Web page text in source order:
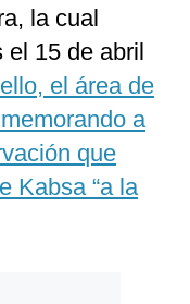
la cual
el 15 de abril
el área de
a
que
Kabsa “a la